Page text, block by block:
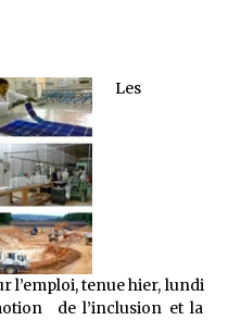
vais tomber ! »
Les
l’emploi, tenue hier, lundi
de l’inclusion et la